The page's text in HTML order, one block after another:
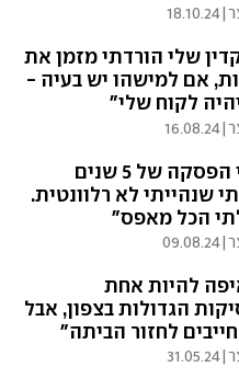
|
18.10.24
שלי הורדתי מזמן את
אם למישהו יש בעיה -
לקוח שלי"
|
16.08.24
"אחרי הפסקה של 5 שנים
שנהייתי לא רלוונטית.
הכל מאפס"
|
09.08.24
להיות אחת
הגדולות בצפון, אבל
לחזור הביתה"
|
31.05.24